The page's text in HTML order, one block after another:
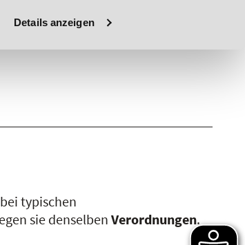
Details anzeigen
typischen
sie denselbenVerordnungen.